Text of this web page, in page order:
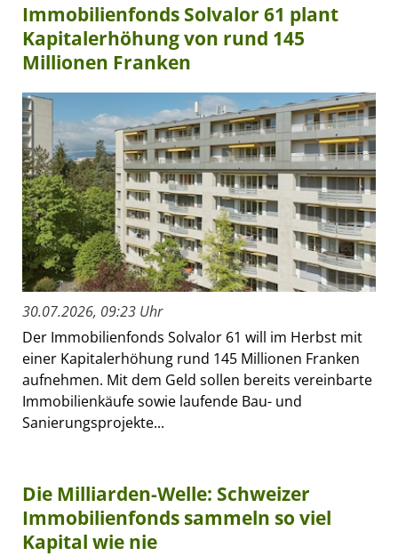
Immobilienfonds Solvalor 61 plant
Kapitalerhöhung von rund 145
Millionen Franken
30.07.2026, 09:23 Uhr
Der Immobilienfonds Solvalor 61 will im Herbst mit
einer Kapitalerhöhung rund 145 Millionen Franken
aufnehmen. Mit dem Geld sollen bereits vereinbarte
Immobilienkäufe sowie laufende Bau- und
Sanierungsprojekte...
Die Milliarden-Welle: Schweizer
Immobilienfonds sammeln so viel
Kapital wie nie